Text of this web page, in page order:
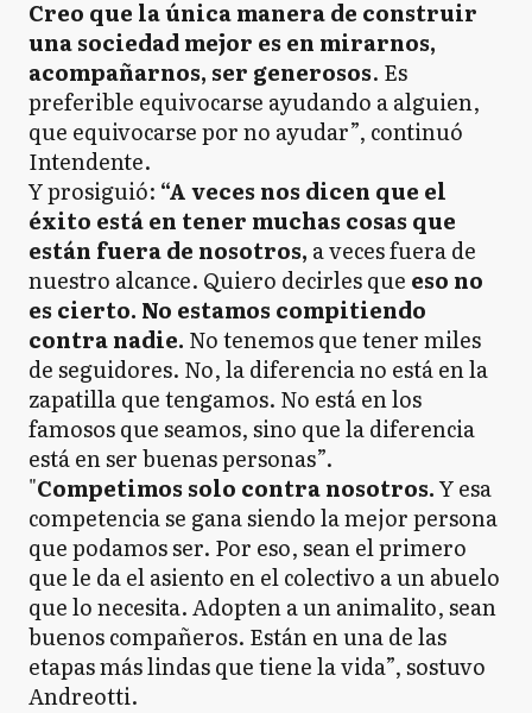
Creo que la única manera de construir
una sociedad mejor es en mirarnos,
acompañarnos, ser generosos. Es
preferible equivocarse ayudando a alguien,
que equivocarse por no ayudar”, continuó
Intendente.
Y prosiguió: “A veces nos dicen que el
éxito está en tener muchas cosas que
están fuera de nosotros, a veces fuera de
nuestro alcance. Quiero decirles que eso no
es cierto. No estamos compitiendo
contra nadie. No tenemos que tener miles
de seguidores. No, la diferencia no está en la
zapatilla que tengamos. No está en los
famosos que seamos, sino que la diferencia
está en ser buenas personas”.
"Competimos solo contra nosotros.Y esa
competencia se gana siendo la mejor persona
que podamos ser. Por eso, sean el primero
que le da el asiento en el colectivo a un abuelo
que lo necesita. Adopten a un animalito, sean
buenos compañeros. Están en una de las
etapas más lindas que tiene la vida”, sostuvo
Andreotti.